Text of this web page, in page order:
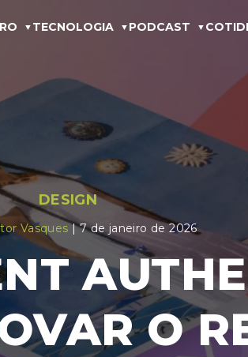
TECNOLOGIA PODCAST
DESIGN
Vasques| 7 de janeiro de 2026
O